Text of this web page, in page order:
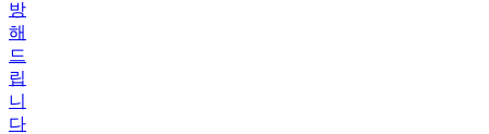
방
해
드
립
니
다